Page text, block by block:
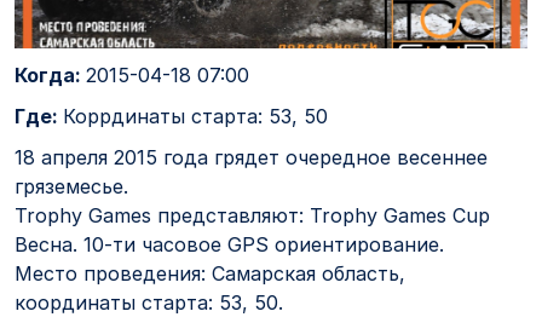
Когда: 2015-04-18 07:00
Где: Коррдинаты старта: 53, 50
18 апреля 2015 года грядет очередное весеннее
гряземесье.
Trophy Games представляют: Trophy Games Cup
Весна. 10-ти часовое GPS ориентирование.
Место проведения: Самарская область,
координаты старта: 53, 50.